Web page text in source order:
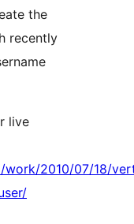
the
recently
live
work/2010/07/18/